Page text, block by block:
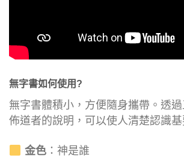
無字書如何使用?
無字書體積小，方便隨身攜帶。透
佈道者的說明，可以使人清楚認識基
金色：神是誰